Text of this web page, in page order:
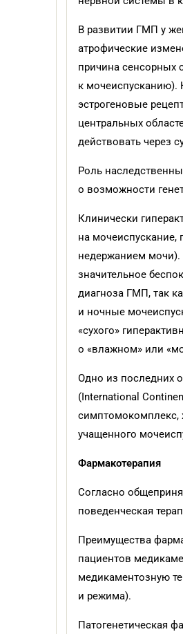
В развитии ГМП у
атрофические
причина сенсорных
к мочеиспусканию).
эстрогеновые
центральных
действовать через
Роль
о возможности
Клинически
на
недержанием мочи).
значительное
диагноза ГМП, так
и ночные
«сухого»
о «влажном» или
Одно из последних
(International
симптомокомплекс,
учащенного
Фармакотерапия
Согласно
поведенческая
Преимущества
пациентов
медикаментозную
и режима).
Патогенетическая